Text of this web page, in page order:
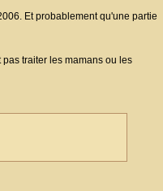
Et probablement qu'une partie
traiter les mamans ou les